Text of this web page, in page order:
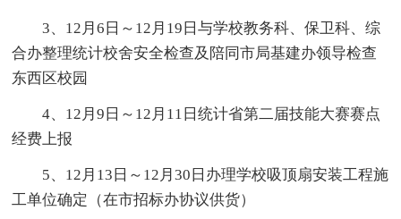
3、12月6日～12月19日与学校教务科、保卫科、综
合办整理统计校舍安全检查及陪同市局基建办领导检查
东西区校园
4、12月9日～12月11日统计省第二届技能大赛赛点
经费上报
5、12月13日～12月30日办理学校吸顶扇安装工程施
工单位确定（在市招标办协议供货）